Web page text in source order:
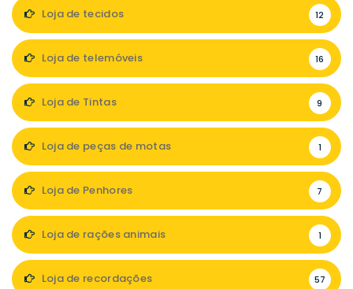
Loja de tecidos 12
Loja de telemóveis 16
Loja de Tintas 9
Loja de peças de motas 1
Loja de Penhores 7
Loja de rações animais 1
Loja de recordações 57